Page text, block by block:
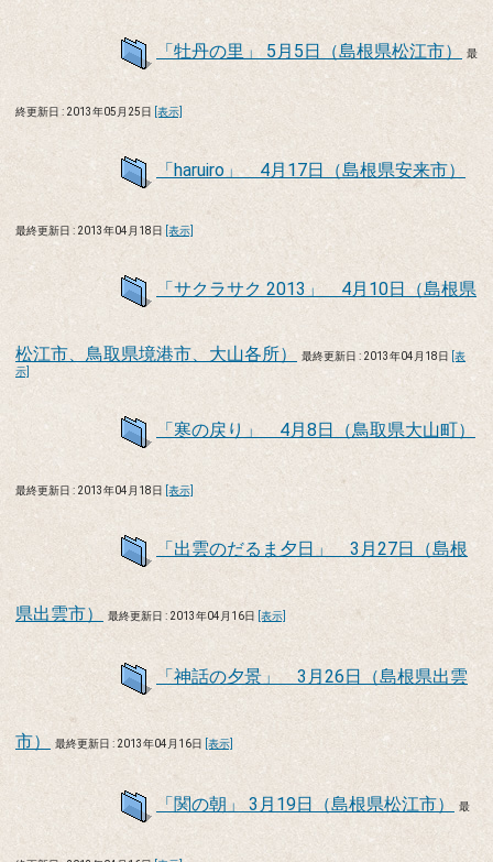
「牡丹の里」 5月5日（島根県松江市） 最
終更新日 : 2013年05月25日 [表示]
「haruiro」 4月17日（島根県安来市）
最終更新日 : 2013年04月18日 [表示]
「サクラサク 2013」 4月10日（島根県
松江市、鳥取県境港市、大山各所） 最終更新日 : 2013年04月18日 [表
示]
「寒の戻り」 4月8日（鳥取県大山町）
最終更新日 : 2013年04月18日 [表示]
「出雲のだるま夕日」 3月27日（島根
県出雲市） 最終更新日 : 2013年04月16日 [表示]
「神話の夕景」 3月26日（島根県出雲
市） 最終更新日 : 2013年04月16日 [表示]
「関の朝」 3月19日（島根県松江市） 最